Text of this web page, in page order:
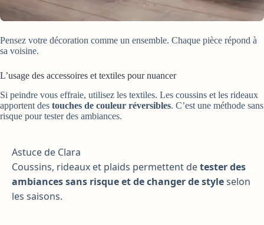
Pensez votre décoration comme un ensemble. Chaque pièce répond à
sa voisine.
L’usage des accessoires et textiles pour nuancer
Si peindre vous effraie, utilisez les textiles. Les coussins et les rideaux
apportent des touches de couleur réversibles. C’est une méthode sans
risque pour tester des ambiances.
Astuce de Clara
Coussins, rideaux et plaids permettent detester des
ambiances sans risque et de changer de styleselon
les saisons.